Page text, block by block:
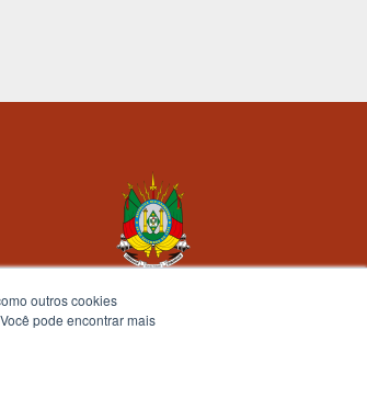
outros cookies
pode encontrar mais